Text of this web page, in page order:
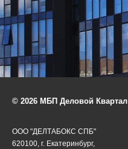
© 2026 МБП Деловой Квартал
ООО "ДЕЛТАБОКС СПБ"
620100, г. Екатеринбург,